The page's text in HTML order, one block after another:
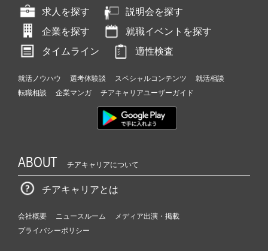
求人を探す
説明会を探す
企業を探す
就職イベントを探す
タイムライン
適性検査
就活ノウハウ 選考体験談 スペシャルコンテンツ
就活相談
転職相談
企業マンガ チアキャリアユーザーガイド
ABOUT チアキャリアについて
チアキャリアとは
会社概要 ニュースルーム
メディア出演・掲載
プライバシーポリシー